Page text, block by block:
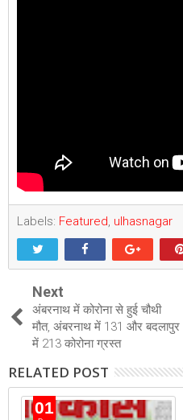
Labels: Featured, ulhasnagar
Next
अंबरनाथ में कोरोना से हुई चौथी
मौत, अंबरनाथ में 131 और बदलापुर
में 213 कोरोना ग्रस्त
RELATED POST
01